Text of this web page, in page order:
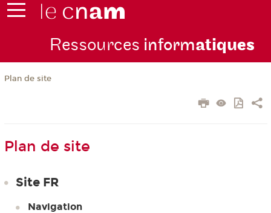
Ressources informatiques
Plan de site
Plan de site
Site FR
Navigation